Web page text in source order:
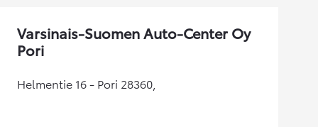
Varsinais-Suomen Auto-Center Oy
Pori
Helmentie 16 - Pori 28360,